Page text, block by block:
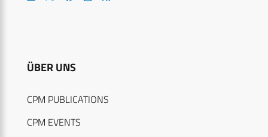
ÜBER UNS
CPM PUBLICATIONS
CPM EVENTS